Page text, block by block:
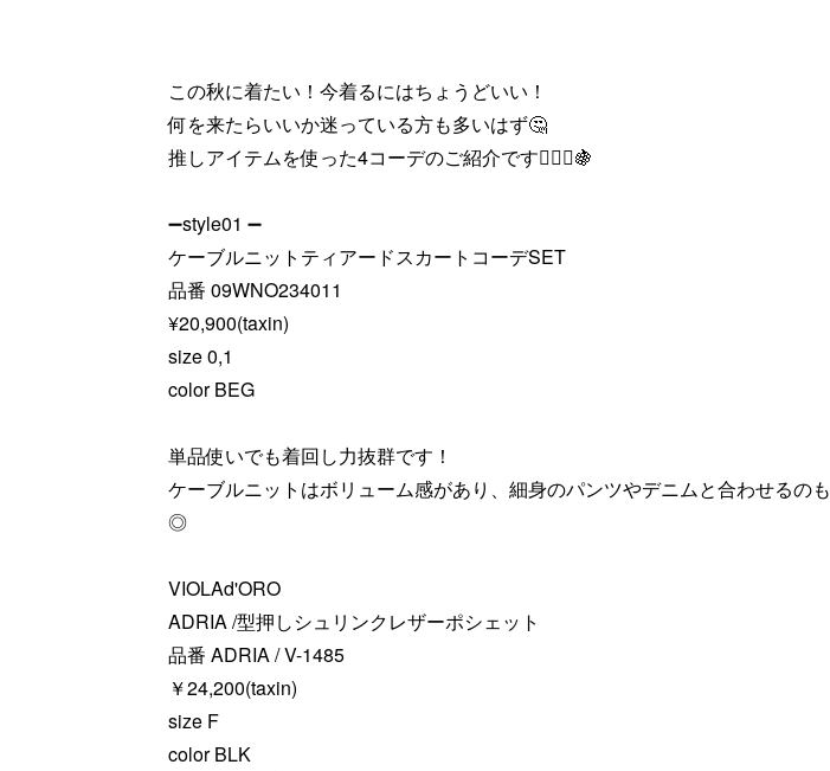
この秋に着たい！今着るにはちょうどいい！
何を来たらいいか迷っている方も多いはず🤔
推しアイテムを使った4コーデのご紹介です💁🏻‍♀️🍇
➖style01 ➖
ケーブルニットティアードスカートコーデSET
品番 09WNO234011
¥20,900(taxin)
size 0,1
color BEG
単品使いでも着回し力抜群です！
ケーブルニットはボリューム感があり、細身のパンツやデニムと合わせるのも
◎
VIOLAd'ORO
ADRIA /型押しシュリンクレザーポシェット
品番 ADRIA / V-1485
￥24,200(taxin)
size F
color BLK